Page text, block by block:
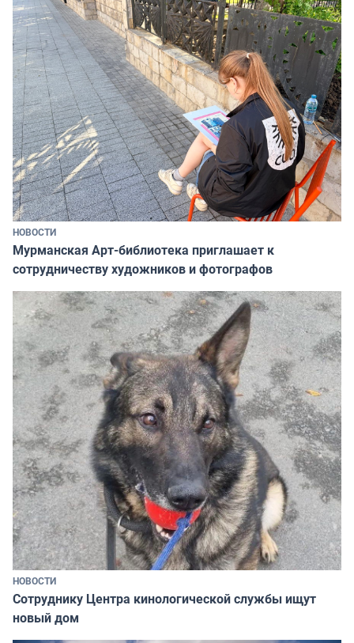
НОВОСТИ
Мурманская Арт-библиотека приглашает к
сотрудничеству художников и фотографов
НОВОСТИ
Сотруднику Центра кинологической службы ищут
новый дом